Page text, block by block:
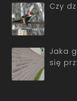
Czy
Jaka
się